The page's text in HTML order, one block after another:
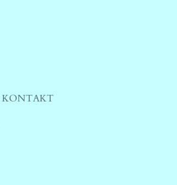
KONTAKT